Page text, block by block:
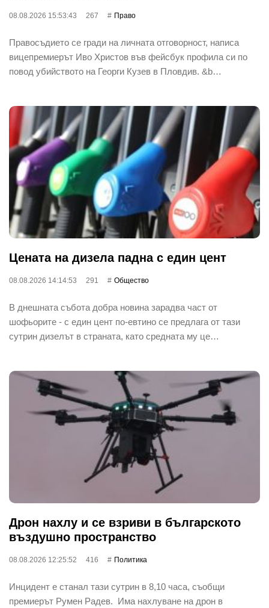
08.08.2026 15:53:43 267 Право
Правосъдието се гради на личната отговорност, написа
вицепремиерът Иво Христов във фейсбук профила си по
повод убийството на Георги Кузев в Пловдив. &b…
Цената на дизела падна с един цент
08.08.2026 14:14:53 291 Общество
В днешната събота добра новина зарадва част от
шофьорите - с един цент по-евтино се предлага от тази
сутрин дизелът в страната, като средната му це…
Дрон нахлу и се взриви в българското
въздушно пространство
08.08.2026 12:25:52 416 Политика
Инцидент е станал тази сутрин в 8,10 часа, съобщи
премиерът Румен Радев. Има нахлуване на дрон в